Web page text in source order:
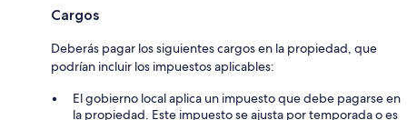
Cargos
Deberás pagar los siguientes cargos en la propiedad, que
podrían incluir los impuestos aplicables:
El gobierno local aplica un impuesto que debe pagarse en
la propiedad. Este impuesto se ajusta por temporada o es